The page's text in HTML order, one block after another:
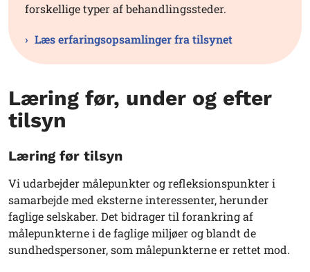
forskellige typer af behandlingssteder.
Læs erfaringsopsamlinger fra tilsynet
Læring før, under og efter
tilsyn
Læring før tilsyn
Vi udarbejder målepunkter og refleksionspunkter i
samarbejde med eksterne interessenter, herunder
faglige selskaber. Det bidrager til forankring af
målepunkterne i de faglige miljøer og blandt de
sundhedspersoner, som målepunkterne er rettet mod.